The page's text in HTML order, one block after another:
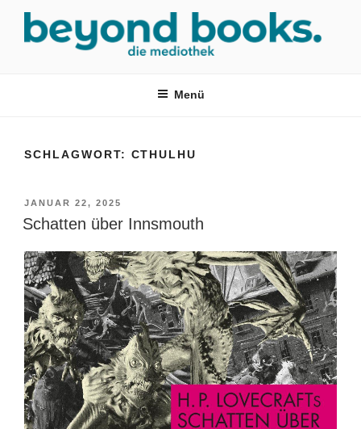
springen
Menü
SCHLAGWORT: CTHULHU
VERÖFFENTLICHT
AM
JANUAR 22, 2025
Schatten über Innsmouth